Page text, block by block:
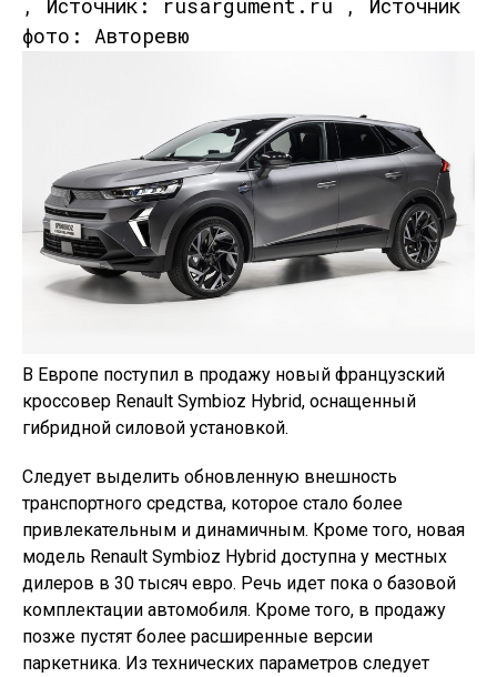
фото: Авторевю
В Европе поступил в продажу новый французский
кроссовер Renault Symbioz Hybrid, оснащенный
гибридной силовой установкой.
Следует выделить обновленную внешность
транспортного средства, которое стало более
привлекательным и динамичным. Кроме того, новая
модель Renault Symbioz Hybrid доступна у местных
дилеров в 30 тысяч евро. Речь идет пока о базовой
комплектации автомобиля. Кроме того, в продажу
позже пустят более расширенные версии
паркетника. Из технических параметров следует